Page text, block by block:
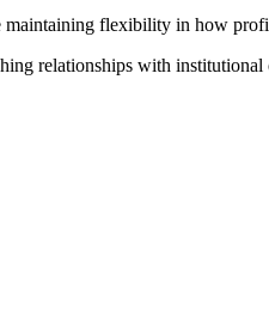
maintaining flexibility in how
relationships with